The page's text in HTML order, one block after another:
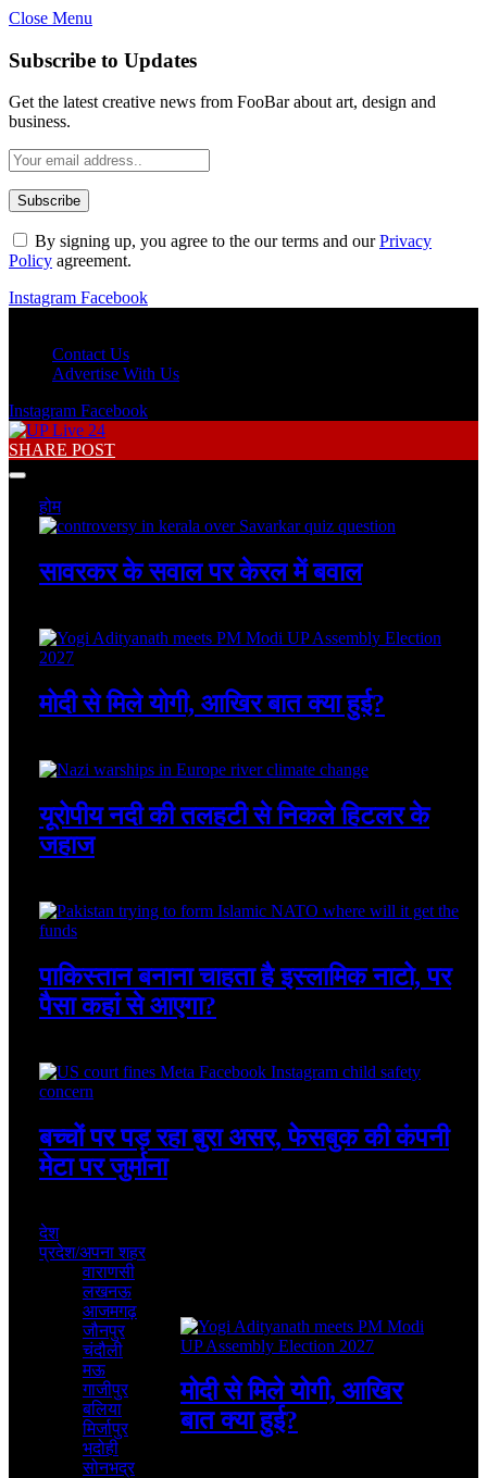
Close Menu
Subscribe to Updates
Get the latest creative news from FooBar about art, design and
business.
By signing up, you agree to the our terms and ourPrivacy
Policy agreement.
Instagram Facebook
Contact Us
Advertise With Us
Instagram Facebook
SHARE POST
होम
सावरकर के सवाल पर केरल में बवाल
मोदी से मिले योगी, आखिर बात क्या हुई?
यूरोपीय नदी की तलहटी से निकले हिटलर के
जहाज
पाकिस्तान बनाना चाहता है इस्लामिक नाटो, पर
पैसा कहां से आएगा?
बच्चों पर पड़ रहा बुरा असर, फेसबुक की कंपनी
मेटा पर जुर्माना
देश
प्रदेश/अपना शहर
वाराणसी
लखनऊ
आजमगढ़
जौनपुर
चंदौली
मऊ
गाजीपुर
बलिया
मिर्जापुर
भदोही
सोनभद्र
मोदी से मिले योगी, आखिर
बात क्या हुई?